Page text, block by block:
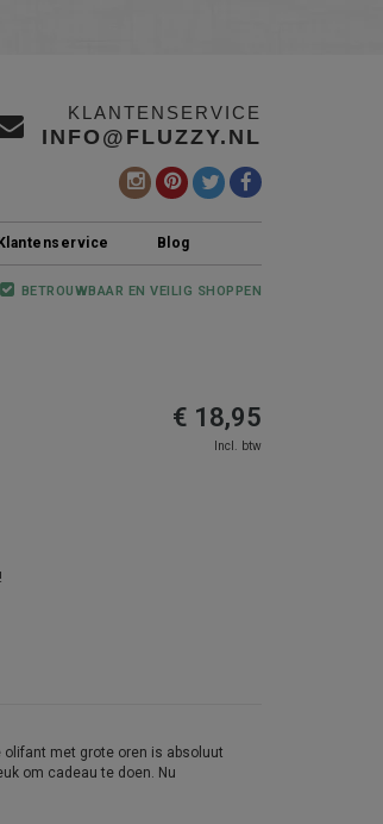
KLANTENSERVICE
INFO@FLUZZY.NL
Klantenservice Blog
BETROUWBAAR EN VEILIG SHOPPEN
€ 18,95
Incl. btw
met grote oren is absoluut
om cadeau te doen. Nu